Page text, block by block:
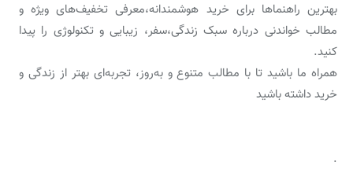
بهترین راهنماها برای خرید هوشمندانه،معرفی تخفیف‌های ویژه و
مطالب خواندنی درباره سبک زندگی،سفر، زیبایی و تکنولوژی را پیدا
کنید.
همراه ما باشید تا با مطالب متنوع و به‌روز، تجربه‌ای بهتر از زندگی و
خرید داشته باشید
.